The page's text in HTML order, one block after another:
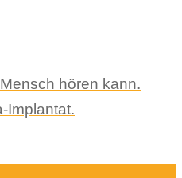
hören kann.
Implantat.